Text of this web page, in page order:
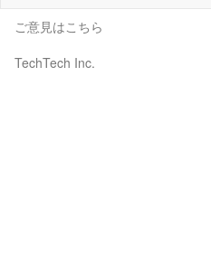
ご意見はこちら
TechTech Inc.